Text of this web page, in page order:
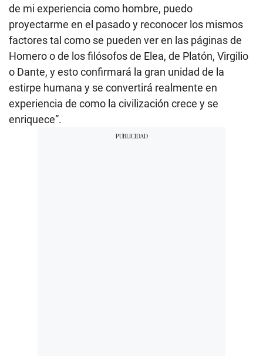
de mi experiencia como hombre, puedo
proyectarme en el pasado y reconocer los mismos
factores tal como se pueden ver en las páginas de
Homero o de los filósofos de Elea, de Platón, Virgilio
o Dante, y esto confirmará la gran unidad de la
estirpe humana y se convertirá realmente en
experiencia de como la civilización crece y se
enriquece”.